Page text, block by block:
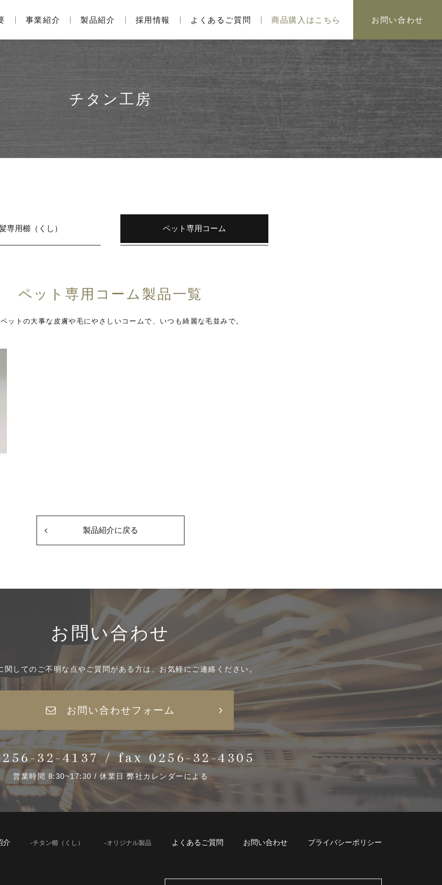
事業紹介 製品紹介 採用情報 よくあるご質問 商品購入はこちら お問い合わせ
チタン工房
専用櫛（くし） ペット専用コーム
ペット専用コーム製品一覧
ットの大事な皮膚や毛にやさしいコームで、いつも綺麗な毛並みで。
製品紹介に戻る
お問い合わせ
関してのご不明な点やご質問がある方は、お気軽にご連絡ください。
お問い合わせフォーム
32-4137/fax 0256-32-4305
営業時間 8:30~17:30 / 休業日 弊社カレンダーによる
介 チタン櫛（くし） オリジナル製品 よくあるご質問 お問い合わせ プライバシーポリシー